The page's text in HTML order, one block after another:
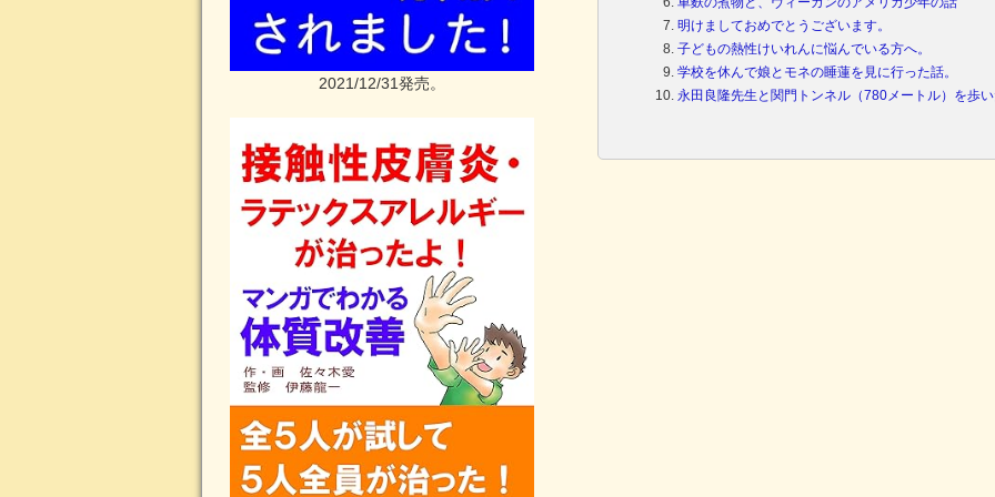
明けましておめでとうございます。
子どもの熱性けいれんに悩んでいる方へ。
学校を休んで娘とモネの睡蓮を見に行った話。
永田良隆先生と関門トンネル（780メートル）を歩い
2021/12/31発売。